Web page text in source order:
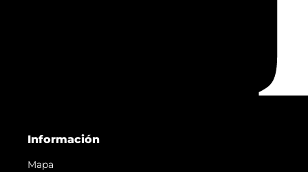
Información
Mapa